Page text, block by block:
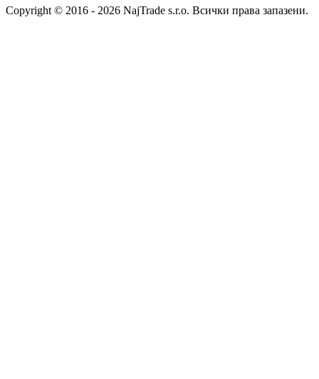
Copyright © 2016 - 2026 NajTrade s.r.o. Всички права запазени.